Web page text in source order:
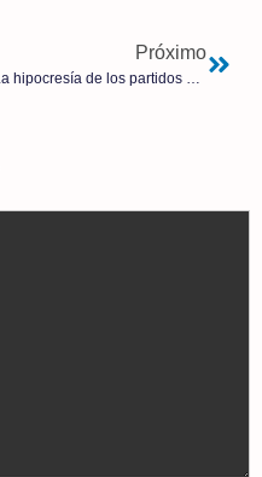
Próximo
La hipocresía de los partidos políticos ante el problema de la vivienda